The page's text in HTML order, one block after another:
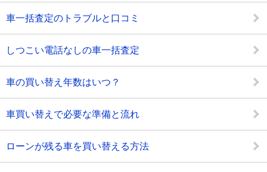
車一括査定のトラブルと口コミ
しつこい電話なしの車一括査定
車の買い替え年数はいつ？
車買い替えで必要な準備と流れ
ローンが残る車を買い替える方法